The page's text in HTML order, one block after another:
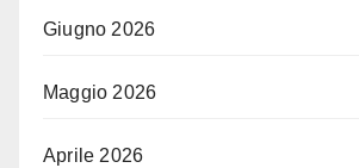
Giugno 2026
Maggio 2026
Aprile 2026